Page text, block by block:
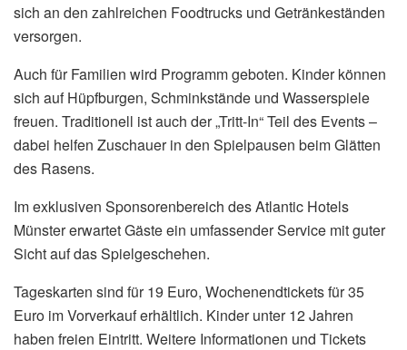
sich an den zahlreichen Foodtrucks und Getränkeständen
versorgen.
Auch für Familien wird Programm geboten. Kinder können
sich auf Hüpfburgen, Schminkstände und Wasserspiele
freuen. Traditionell ist auch der „Tritt-In“ Teil des Events –
dabei helfen Zuschauer in den Spielpausen beim Glätten
des Rasens.
Im exklusiven Sponsorenbereich des Atlantic Hotels
Münster erwartet Gäste ein umfassender Service mit guter
Sicht auf das Spielgeschehen.
Tageskarten sind für 19 Euro, Wochenendtickets für 35
Euro im Vorverkauf erhältlich. Kinder unter 12 Jahren
haben freien Eintritt. Weitere Informationen und Tickets